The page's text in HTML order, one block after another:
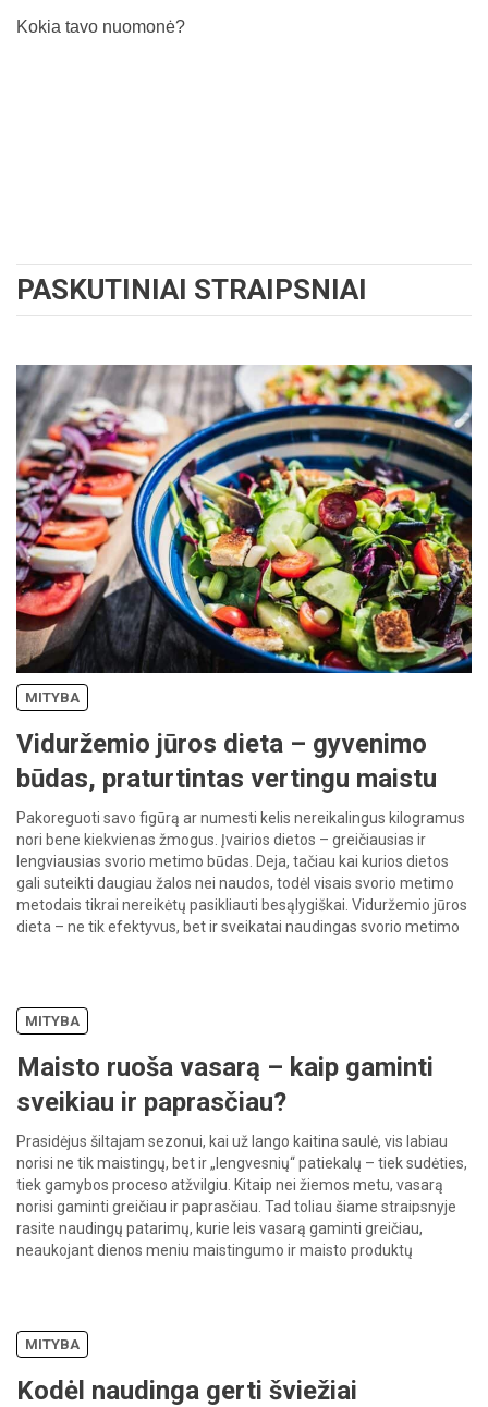
Kokia tavo nuomonė?
PASKUTINIAI STRAIPSNIAI
MITYBA
Viduržemio jūros dieta – gyvenimo
būdas, praturtintas vertingu maistu
Pakoreguoti savo figūrą ar numesti kelis nereikalingus kilogramus
nori bene kiekvienas žmogus. Įvairios dietos – greičiausias ir
lengviausias svorio metimo būdas. Deja, tačiau kai kurios dietos
gali suteikti daugiau žalos nei naudos, todėl visais svorio metimo
metodais tikrai nereikėtų pasikliauti besąlygiškai. Viduržemio jūros
dieta – ne tik efektyvus, bet ir sveikatai naudingas svorio metimo
MITYBA
Maisto ruoša vasarą – kaip gaminti
sveikiau ir paprasčiau?
Prasidėjus šiltajam sezonui, kai už lango kaitina saulė, vis labiau
norisi ne tik maistingų, bet ir „lengvesnių“ patiekalų – tiek sudėties,
tiek gamybos proceso atžvilgiu. Kitaip nei žiemos metu, vasarą
norisi gaminti greičiau ir paprasčiau. Tad toliau šiame straipsnyje
rasite naudingų patarimų, kurie leis vasarą gaminti greičiau,
neaukojant dienos meniu maistingumo ir maisto produktų
MITYBA
Kodėl naudinga gerti šviežiai